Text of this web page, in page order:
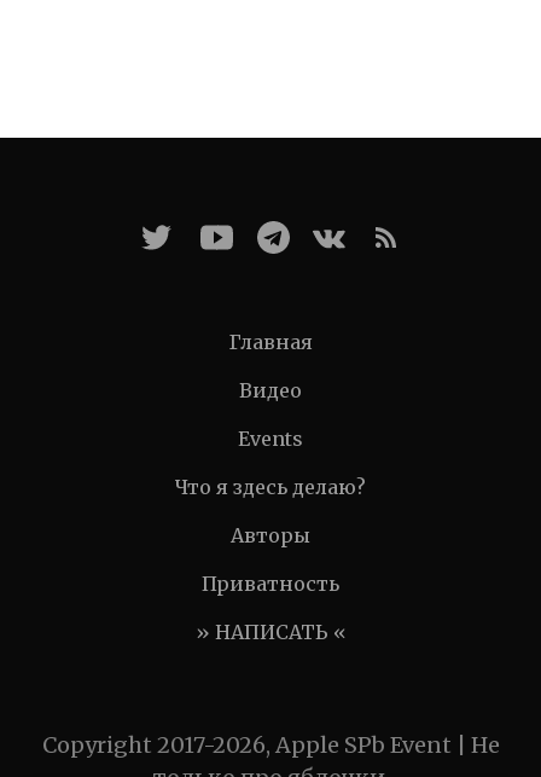
Главная
Видео
Events
Что я здесь делаю?
Авторы
Приватность
» НАПИСАТЬ «
Copyright 2017-2026, Apple SPb Event | Не